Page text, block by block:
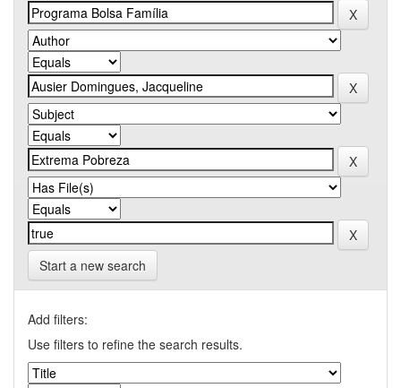
Start a new search
Add filters:
Use filters to refine the search results.